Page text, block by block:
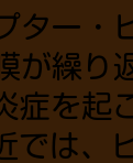
ター・
が繰り
症を起
は、